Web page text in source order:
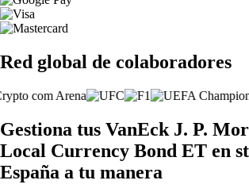
Red global de colaboradores
Gestiona tus VanEck J. P.
Local Currency Bond ET en
España a tu manera